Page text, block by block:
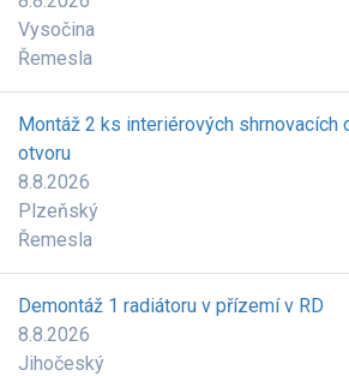
Vysočina
Řemesla
Montáž 2 ks interiérových shrnovacích
otvoru
8.8.2026
Plzeňský
Řemesla
Demontáž 1 radiátoru v přízemí v RD
8.8.2026
Jihočeský